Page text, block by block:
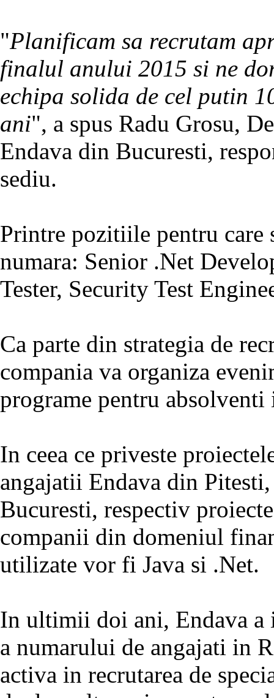
"Planificam sa recrutam
finalul anului 2015 si ne
echipa solida de cel putin
ani", a spus Radu Grosu,
Endava din Bucuresti,
sediu.
Printre pozitiile pentru care
numara: Senior .Net
Tester, Security Test
Ca parte din strategia de
compania va organiza
programe pentru
In ceea ce priveste
angajatii Endava din
Bucuresti, respectiv
companii din domeniul
utilizate vor fi Java si .Net.
In ultimii doi ani, Endava a
a numarului de angajati in
activa in recrutarea de